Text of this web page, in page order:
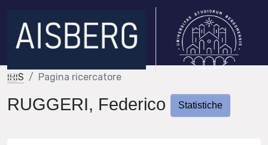
IRIS Pagina ricercatore
RUGGERI, Federico Statistiche